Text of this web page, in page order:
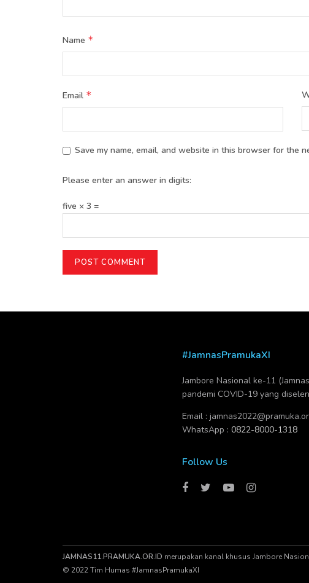
Name *
Email *
Save my name, email, and website in this browser for the
Please enter an answer in digits:
five × 3 =
#JamnasPramukaXI
Jambore Nasional ke-11
pandemi COVID-19 yang
Email :
WhatsApp : 0822-8000-1318
Follow Us
JAMNAS11.PRAMUKA.OR.ID merupakan kanal khusus Jambore
© 2022 Tim Humas #JamnasPramukaXI